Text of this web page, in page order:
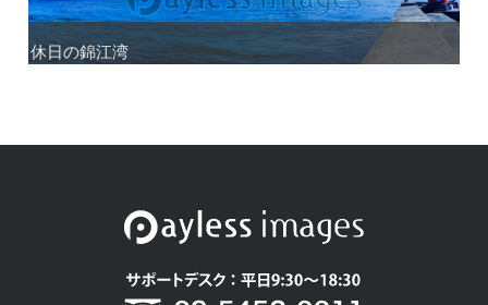
休日の錦江湾
休日の錦江湾